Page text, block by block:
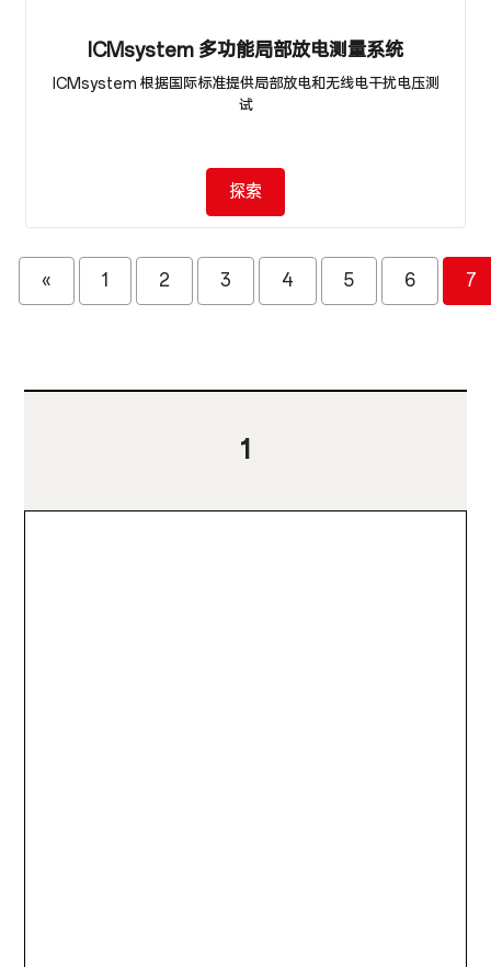
ICMsystem 多功能局部放电测量系统
ICMsystem 根据国际标准提供局部放电和无线电干扰电压测
试
探索
« 1 2 3 4 5 6 7
1